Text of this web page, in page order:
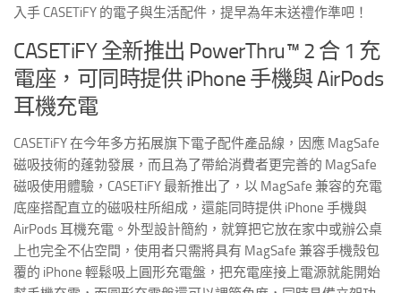
入手 CASETiFY 的電子與生活配件，提早為年末送禮作準吧！
CASETiFY 全新推出 PowerThru™ 2 合 1 充
電座，可同時提供 iPhone 手機與 AirPods
耳機充電
CASETiFY 在今年多方拓展旗下電子配件產品線，因應 MagSafe
磁吸技術的蓬勃發展，而且為了帶給消費者更完善的 MagSafe
磁吸使用體驗，CASETiFY 最新推出了 ，以 MagSafe 兼容的充電
底座搭配直立的磁吸柱所組成，還能同時提供 iPhone 手機與
AirPods 耳機充電。 外型設計簡約，就算把它放在家中或辦公桌
上也完全不佔空間，使用者只需將具有 MagSafe 兼容手機殼包
覆的 iPhone 輕鬆吸上圓形充電盤，把充電座接上電源就能開始